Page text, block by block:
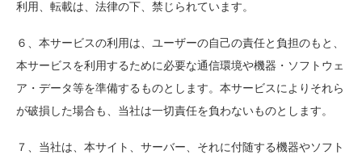
利用、転載は、法律の下、禁じられています。
６、本サービスの利用は、ユーザーの自己の責任と負担のもと、
本サービスを利用するために必要な通信環境や機器・ソフトウェ
ア・データ等を準備するものとします。本サービスによりそれら
が破損した場合も、当社は一切責任を負わないものとします。
７、当社は、本サイト、サーバー、それに付随する機器やソフト